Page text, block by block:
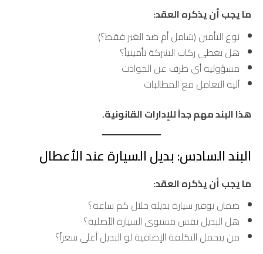
ما يجب أن يذكره العقد:
نوع التأمين (شامل أم ضد الغير فقط؟)
هل يغطي ركاب الشركة تأمينياً؟
مسؤولية أي طرف عن الحوادث
آلية التعامل مع المطالبات
هذا البند مهم جداً للإدارات القانونية.
البند السادس: بديل السيارة عند الأعطال
ما يجب أن يذكره العقد:
ضمان توفير سيارة بديلة خلال كم ساعة؟
هل البديل نفس مستوى السيارة الأصلية؟
من يتحمل التكلفة الإضافية لو البديل أعلى سعراً؟